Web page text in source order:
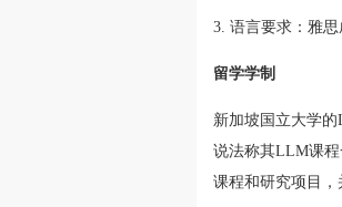
3. 语言要求：雅思
留学学制
新加坡国立大学
说法称其LLM课
课程和研究项目，